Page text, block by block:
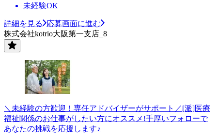
未経験OK
詳細を見る
応募画面に進む
株式会社kotrio大阪第一支店_8
＼未経験の方歓迎！専任アドバイザーがサポート／[派]医療
福祉関係のお仕事がしたい方にオススメ!手厚いフォローで
あなたの挑戦を応援します♪